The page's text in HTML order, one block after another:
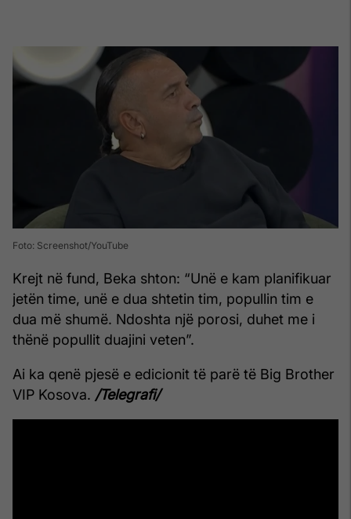
Foto: Screenshot/YouTube
Krejt në fund, Beka shton: “Unë e kam planifikuar
jetën time, unë e dua shtetin tim, popullin tim e
dua më shumë. Ndoshta një porosi, duhet me i
thënë popullit duajini veten”.
Ai ka qenë pjesë e edicionit të parë të Big Brother
VIP Kosova. /Telegrafi/